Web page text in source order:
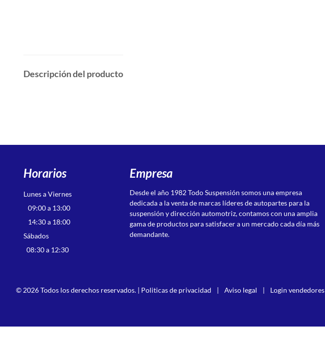
Descripción del producto
Horarios
Lunes a Viernes
09:00 a 13:00
14:30 a 18:00
Sábados
08:30 a 12:30
Empresa
Desde el año 1982 Todo Suspensión somos una empresa
dedicada a la venta de marcas líderes de autopartes para la
suspensión y dirección automotriz, contamos con una amplia
gama de productos para satisfacer a un mercado cada día más
demandante.
© 2026 Todos los derechos reservados. | Politicas de privacidad | Aviso legal | Login vendedores